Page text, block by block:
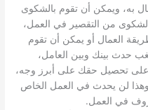
به، ويمكن أن تقوم بالشكوى
من التقصير في العمل،
العمال أو يمكن أن تقوم
حدث بينك وبين العامل،
تحصيل حقك على أبرز وجه،
لن يحدث في العمل الخاص
في العمل.